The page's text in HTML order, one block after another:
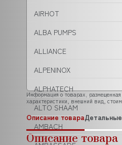
AIRHOT
ALBA PUMPS
ALLIANCE
ALPENINOX
ALPHATECH
ALTO SHAAM
AMBACH
Информация о товарах, размещенная
характеристики, внешний вид,
Описание товара
Описание товара